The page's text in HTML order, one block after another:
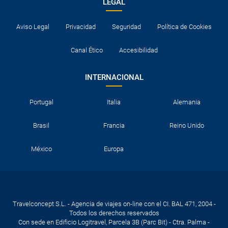
LEGAL
Aviso Legal Privacidad Seguridad Política de Cookies
Canal Ético Accesibilidad
INTERNACIONAL
Portugal Italia Alemania
Brasil Francia Reino Unido
México Europa
Travelconcept S.L. - Agencia de viajes on-line con el CI. BAL 471, 2004 -
Todos los derechos reservados
Con sede en Edificio Logitravel, Parcela 3B (Parc Bit) - Ctra. Palma -